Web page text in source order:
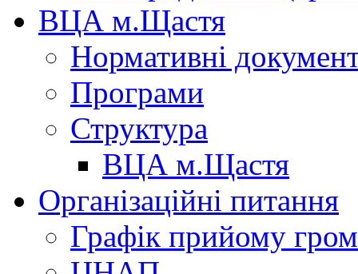
ВЦА м.Щастя
Нормативні
Програми
Структура
ВЦА м.Щастя
Організаційні питання
Графік прийому